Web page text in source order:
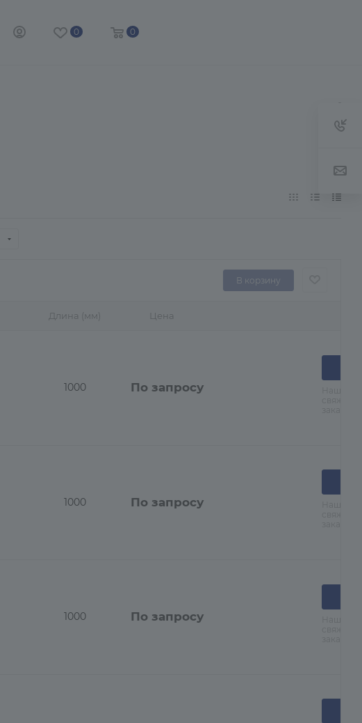
0 0
В корзину
Длина (мм) Цена
1000 По запросу
1000 По запросу
1000 По запросу